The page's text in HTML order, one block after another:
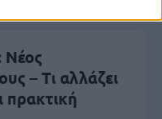
Νέος
– Τι αλλάζει
πρακτική